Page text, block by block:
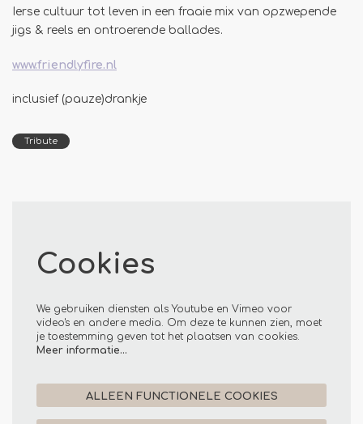
Ierse cultuur tot leven in een fraaie mix van opzwepende
jigs & reels en ontroerende ballades.
www.friendlyfire.nl
inclusief (pauze)drankje
Tribute
Cookies
We gebruiken diensten als Youtube en Vimeo voor
video's en andere media. Om deze te kunnen zien, moet
je toestemming geven tot het plaatsen van cookies.
Meer informatie…
ALLEEN FUNCTIONELE COOKIES